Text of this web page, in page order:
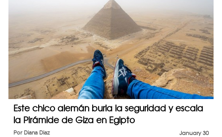
Este chico alemán burla la seguridad y escala
la Pirámide de Giza en Egipto
January 30
Por Diana Diaz